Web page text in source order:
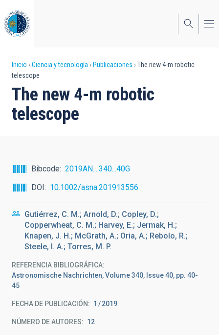
al
contenido
principal
Sobrescribir
enlaces
de
ayuda
navegación
Inicio Ciencia y tecnología Publicaciones
The new 4-m robotic
telescope
The new 4-m robotic
telescope
Bibcode
2019AN....340...40G
DOI
10.1002/asna.201913556
Gutiérrez, C. M.; Arnold, D.; Copley, D.;
Copperwheat, C. M.; Harvey, E.; Jermak, H.;
Knapen, J. H.; McGrath, A.; Oria, A.; Rebolo, R.;
Steele, I. A.; Torres, M. P.
REFERENCIA BIBLIOGRÁFICA
Astronomische Nachrichten, Volume 340, Issue 40, pp. 40-
45
FECHA DE PUBLICACIÓN: 1 2019
NÚMERO DE AUTORES 12